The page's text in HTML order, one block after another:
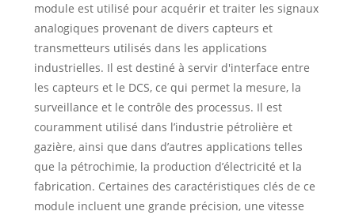
module est utilisé pour acquérir et traiter les signaux
analogiques provenant de divers capteurs et
transmetteurs utilisés dans les applications
industrielles. Il est destiné à servir d'interface entre
les capteurs et le DCS, ce qui permet la mesure, la
surveillance et le contrôle des processus. Il est
couramment utilisé dans l’industrie pétrolière et
gazière, ainsi que dans d’autres applications telles
que la pétrochimie, la production d’électricité et la
fabrication. Certaines des caractéristiques clés de ce
module incluent une grande précision, une vitesse